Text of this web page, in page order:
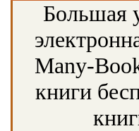
Большая
Many-
книги